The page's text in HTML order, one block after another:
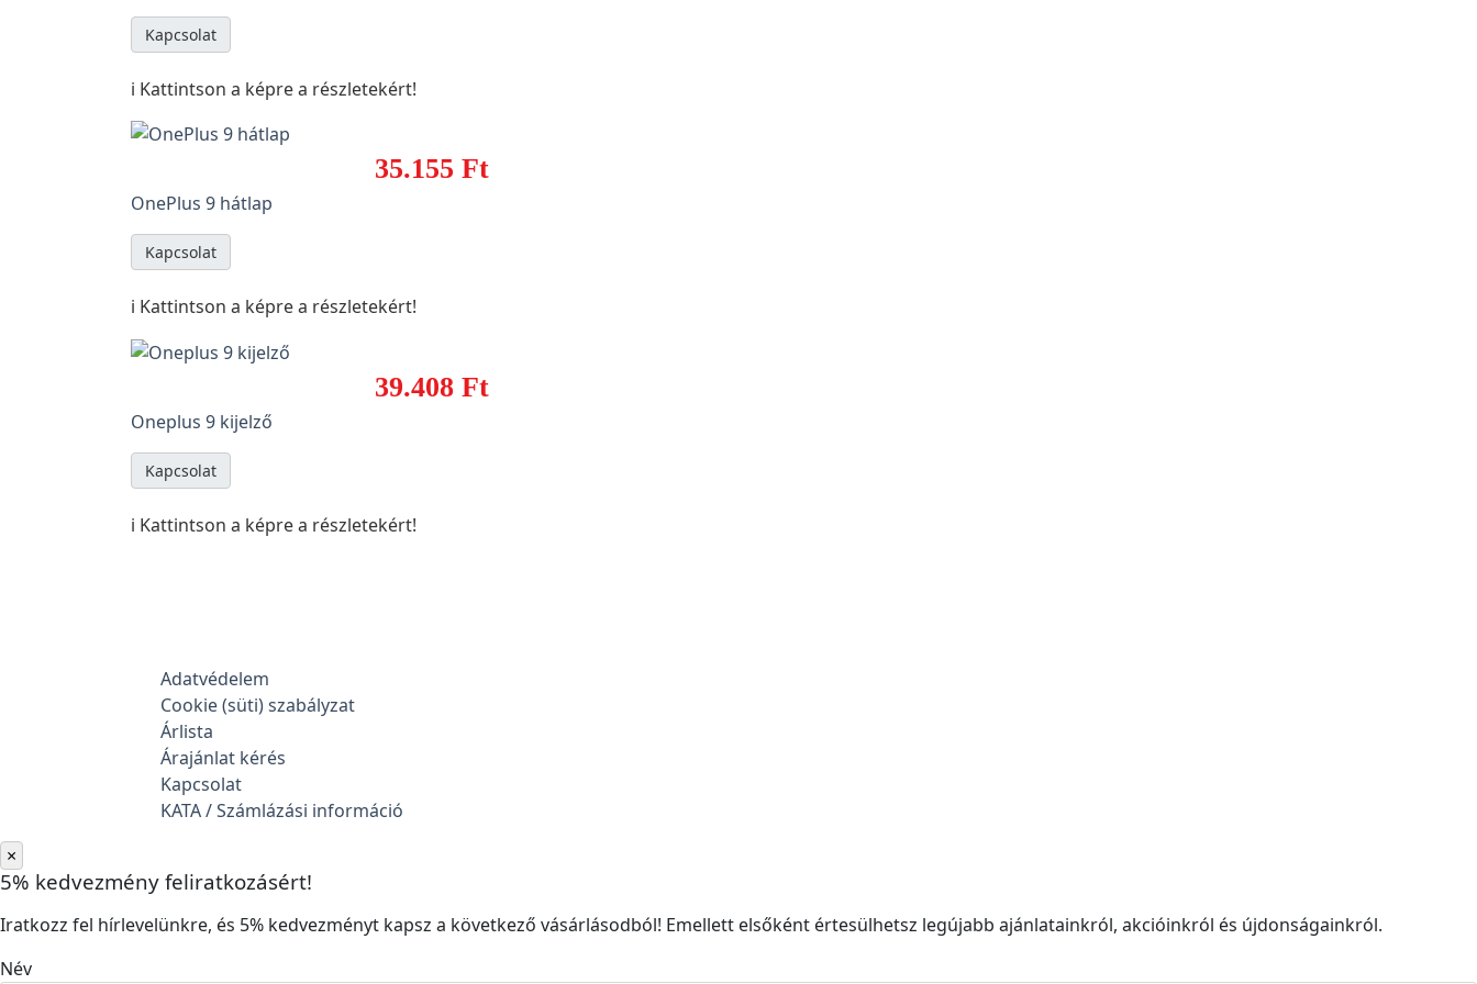
Kapcsolat
ℹ️ Kattintson a képre a részletekért!
35.155 Ft
OnePlus 9 hátlap
Kapcsolat
ℹ️ Kattintson a képre a részletekért!
39.408 Ft
Oneplus 9 kijelző
Kapcsolat
ℹ️ Kattintson a képre a részletekért!
Adatvédelem
Cookie (süti) szabályzat
Árlista
Árajánlat kérés
Kapcsolat
KATA / Számlázási információ
×
5% kedvezmény feliratkozásért!
Iratkozz fel hírlevelünkre, és 5% kedvezményt kapsz a következő vásárlásodból! Emellett elsőként értesülhetsz legújabb ajánlatainkról, akcióinkról és újdonságainkról.
Név